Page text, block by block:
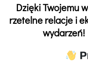
Dzięki Twojemu
rzetelne relacje i